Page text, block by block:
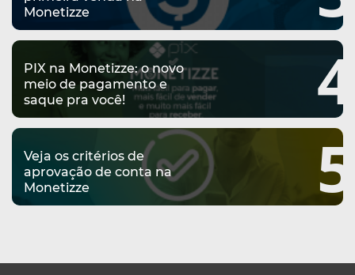
Monetizze
4
PIX na Monetizze: o novo
meio de pagamento e
saque pra você!
5
Veja os critérios de
aprovação de conta na
Monetizze